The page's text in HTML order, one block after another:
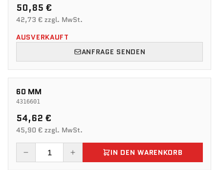
50,85 €
42,73 € zzgl. MwSt.
AUSVERKAUFT
ANFRAGE SENDEN
60 MM
4316601
54,62 €
45,90 € zzgl. MwSt.
IN DEN WARENKORB